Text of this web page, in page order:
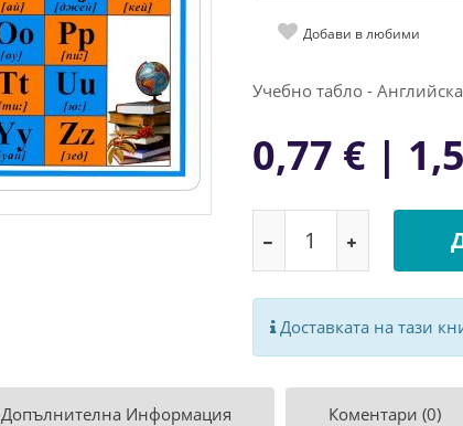
Добави в любими
Учебно табло -
0,77 € |
Доставката на тази
Допълнителна Информация Коментари (0)